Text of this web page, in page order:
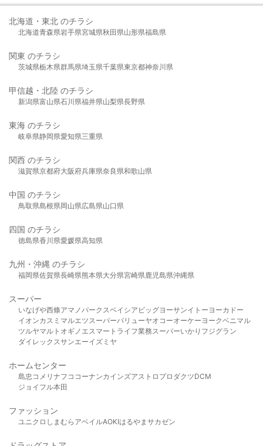
北海道・東北 のチラシ
北海道青森県岩手県宮城県秋田県山形県福島県
関東 のチラシ
茨城県栃木県群馬県埼玉県千葉県東京都神奈川県
甲信越・北陸 のチラシ
新潟県富山県石川県福井県山梨県長野県
東海 のチラシ
岐阜県静岡県愛知県三重県
関西 のチラシ
滋賀県京都府大阪府兵庫県奈良県和歌山県
中国 のチラシ
鳥取県島根県岡山県広島県山口県
四国 のチラシ
徳島県香川県愛媛県高知県
九州・沖縄 のチラシ
福岡県佐賀県長崎県熊本県大分県宮崎県鹿児島県沖縄県
スーパー
いなげや西條アマノパークスベイシア ビッグヨーサンイトーヨーカドー
イオンカスミ マルエツスーパーバリューヤオコーオーケー ヨークベニマル
ツルヤマルト オギノ エスマート ライフ業務スーパーいかり フジグラン
ダイレックスサンエーイズミヤ
ホームセンター
島忠 コメリ ナフコ コーナンカインズアストロプロダクツDCM
ジョイフル本田
ファッション
ユニクロ しまむら アベイルAOKIはるやま サカゼン